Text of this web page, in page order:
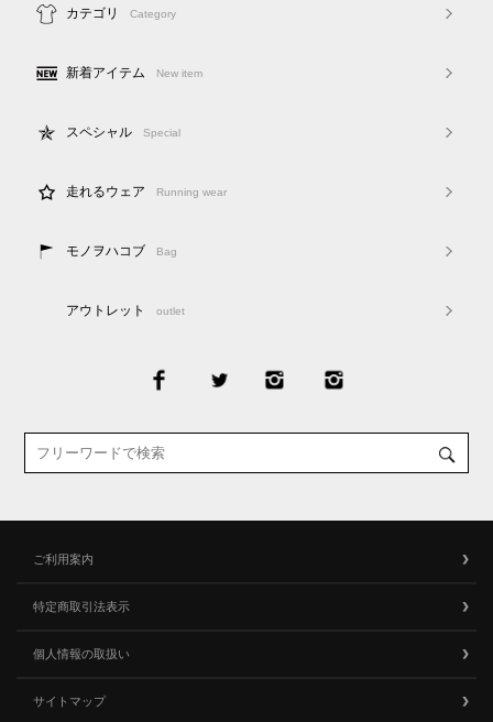
カテゴリ Category
新着アイテム New item
スペシャル Special
走れるウェア Running wear
モノヲハコブ Bag
アウトレット outlet
ご利用案内
特定商取引法表示
個人情報の取扱い
サイトマップ